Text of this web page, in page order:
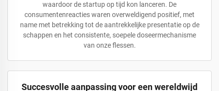
waardoor de startup op tijd kon lanceren. De
consumentenreacties waren overweldigend positief, met
name met betrekking tot de aantrekkelijke presentatie op de
schappen en het consistente, soepele doseermechanisme
van onze flessen.
Succesvolle aanpassing voor een wereldwijd